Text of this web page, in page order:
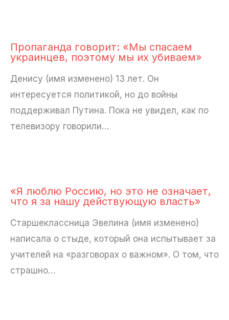
Пропаганда говорит: «Мы спасаем
украинцев, поэтому мы их убиваем»
Денису (имя изменено) 13 лет. Он
интересуется политикой, но до войны
поддерживал Путина. Пока не увидел, как по
телевизору говорили…
«Я люблю Россию, но это не означает,
что я за нашу действующую власть»
Старшеклассница Эвелина (имя изменено)
написала о стыде, который она испытывает за
учителей на «разговорах о важном». О том, что
страшно…